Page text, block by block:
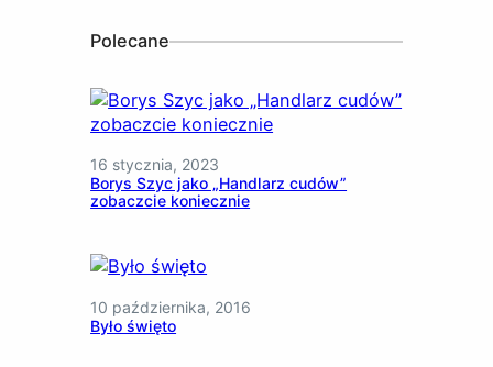
Polecane
16 stycznia, 2023
Borys Szyc jako „Handlarz cudów”
zobaczcie koniecznie
10 października, 2016
Było święto